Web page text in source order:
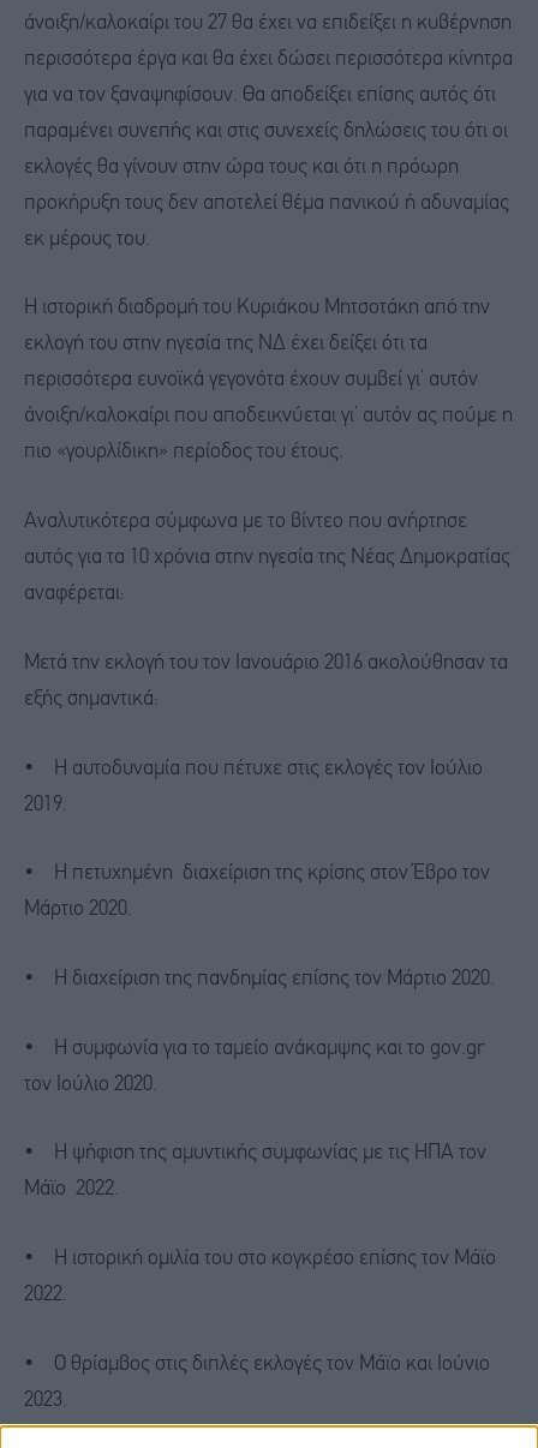
άνοιξη/καλοκαίρι του 27 θα έχει να επιδείξει η κυβέρνηση
περισσότερα έργα και θα έχει δώσει περισσότερα κίνητρα
για να τον ξαναψηφίσουν. Θα αποδείξει επίσης αυτός ότι
παραμένει συνεπής και στις συνεχείς δηλώσεις του ότι οι
εκλογές θα γίνουν στην ώρα τους και ότι η πρόωρη
προκήρυξη τους δεν αποτελεί θέμα πανικού ή αδυναμίας
εκ μέρους του.
Η ιστορική διαδρομή του Κυριάκου Μητσοτάκη από την
εκλογή του στην ηγεσία της ΝΔ έχει δείξει ότι τα
περισσότερα ευνοϊκά γεγονότα έχουν συμβεί γι’ αυτόν
άνοιξη/καλοκαίρι που αποδεικνύεται γι’ αυτόν ας πούμε η
πιο «γουρλίδικη» περίοδος του έτους.
Αναλυτικότερα σύμφωνα με το βίντεο που ανήρτησε
αυτός για τα 10 χρόνια στην ηγεσία της Νέας Δημοκρατίας
αναφέρεται:
Μετά την εκλογή του τον Ιανουάριο 2016 ακολούθησαν τα
εξής σημαντικά:
• Η αυτοδυναμία που πέτυχε στις εκλογές τον Ιούλιο
2019.
• Η πετυχημένη διαχείριση της κρίσης στον Έβρο τον
Μάρτιο 2020.
• Η διαχείριση της πανδημίας επίσης τον Μάρτιο 2020.
• Η συμφωνία για το ταμείο ανάκαμψης και το gov.gr
τον Ιούλιο 2020.
• Η ψήφιση της αμυντικής συμφωνίας με τις ΗΠΑ τον
Μάϊο 2022.
• Η ιστορική ομιλία του στο κογκρέσο επίσης τον Μάϊο
2022.
• Ο θρίαμβος στις διπλές εκλογές τον Μάϊο και Ιούνιο
2023.